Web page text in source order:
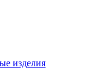
изделия